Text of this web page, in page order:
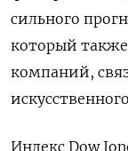
сильного
который
компаний,
Индекс Dow